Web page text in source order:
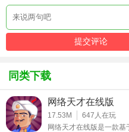
同类下载
网络天才在线版
17.53M 647 人在玩
网络天才在线版是一款基